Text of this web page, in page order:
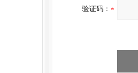
验证码：